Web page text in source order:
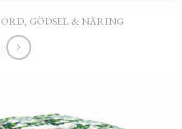
GÖDSEL & NÄRING